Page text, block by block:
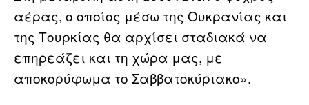
αέρας, ο οποίος μέσω της Ουκρανίας και
της Τουρκίας θα αρχίσει σταδιακά να
επηρεάζει και τη χώρα μας, με
αποκορύφωμα το Σαββατοκύριακο».